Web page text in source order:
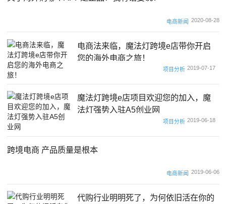
电商新闻 2020-08-28
电商法来临，魔法灯跨境e店带你开启
您的海外电商之旅！
项目分析 2019-07-17
魔法灯跨境e店项目欢迎您的加入，魔
法灯强势入驻A5创业网
项目分析 2019-06-18
跨境电商 产品质量是根本
电商新闻 2019-06-06
代购行业明明死了，为何依旧活在你的